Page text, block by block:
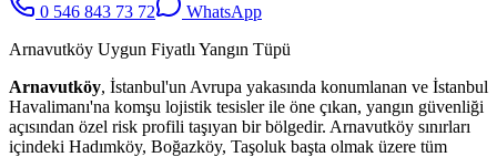
0 546 843 73 72
WhatsApp
Arnavutköy Uygun Fiyatlı Yangın Tüpü
Arnavutköy, İstanbul'un Avrupa yakasında konumlanan ve İstanbul
Havalimanı'na komşu lojistik tesisler ile öne çıkan, yangın güvenliği
açısından özel risk profili taşıyan bir bölgedir. Arnavutköy sınırları
içindeki Hadımköy, Boğazköy, Taşoluk başta olmak üzere tüm